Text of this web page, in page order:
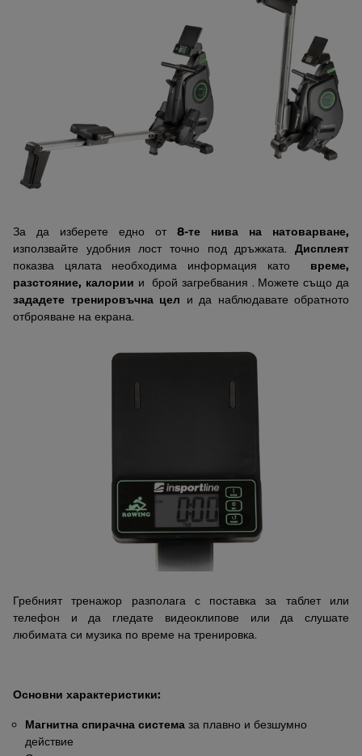
За да изберете едно от 8-те нива на натоварване,
използвайте удобния лост точно под дръжката. Дисплеят
показва цялата необходима информация като време,
разстояние, калории и брой загребвания . Можете също да
зададете тренировъчна цел и да наблюдавате обратното
отброяване на екрана.
Гребният тренажор разполага с поставка за таблет или
телефон и да гледате видеоклипове или да слушате
любимата си музика по време на тренировка.
Основни характеристики:
Магнитна спирачна система за плавно и безшумно
действие